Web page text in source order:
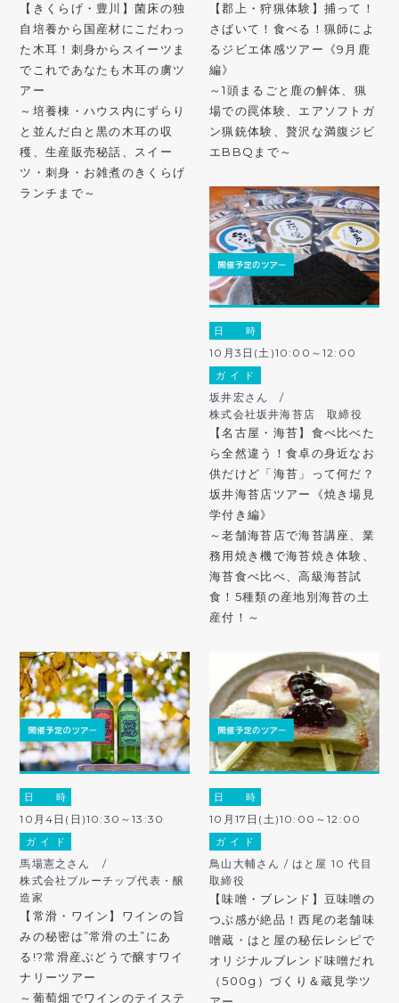
【きくらげ・豊川】菌床の独
自培養から国産材にこだわっ
た木耳！刺身からスイーツま
でこれであなたも木耳の虜ツ
アー
～培養棟・ハウス内にずらり
と並んだ白と黒の木耳の収
穫、生産販売秘話、スイー
ツ・刺身・お雑煮のきくらげ
ランチまで～
【郡上・狩猟体験】捕って！
さばいて！食べる！猟師によ
るジビエ体感ツアー《9月鹿
編》
～1頭まるごと鹿の解体、猟
場での罠体験、エアソフトガ
ン猟銃体験、贅沢な満腹ジビ
エBBQまで～
日 時
10月3日(土)10:00～12:00
ガ イ ド
坂井宏さん /
株式会社坂井海苔店 取締役
【名古屋・海苔】食べ比べた
ら全然違う！食卓の身近なお
供だけど「海苔」って何だ？
坂井海苔店ツアー《焼き場見
学付き編》
～老舗海苔店で海苔講座、業
務用焼き機で海苔焼き体験、
海苔食べ比べ、高級海苔試
食！5種類の産地別海苔の土
産付！～
日 時
10月4日(日)10:30～13:30
ガ イ ド
馬場憲之さん /
株式会社ブルーチップ代表・醸
造家
【常滑・ワイン】ワインの旨
みの秘密は”常滑の土”にあ
る!?常滑産ぶどうで醸すワイ
ナリーツアー
～葡萄畑でワインのテイステ
日 時
10月17日(土)10:00～12:00
ガ イ ド
鳥山大輔さん / はと屋 10 代目
取締役
【味噌・ブレンド】豆味噌の
つぶ感が絶品！西尾の老舗味
噌蔵・はと屋の秘伝レシピで
オリジナルブレンド味噌だれ
（500g）づくり＆蔵見学ツ